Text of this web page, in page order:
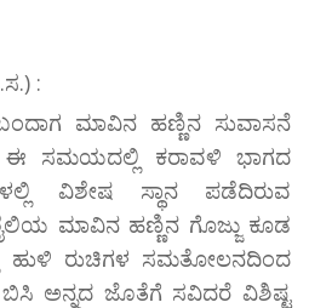
:
ಮಾವಿನ ಹಣ್ಣಿನ ಸುವಾಸನೆ
ಈ ಸಮಯದಲ್ಲಿ ಕರಾವಳಿ ಭಾಗದ
ವಿಶೇಷ ಸ್ಥಾನ ಪಡೆದಿರುವ
ಮಾವಿನ ಹಣ್ಣಿನ ಗೊಜ್ಜು ಕೂಡ
ಹುಳಿ ರುಚಿಗಳ ಸಮತೋಲನದಿಂದ
ಅನ್ನದ ಜೊತೆಗೆ ಸವಿದರೆ ವಿಶಿಷ್ಟ